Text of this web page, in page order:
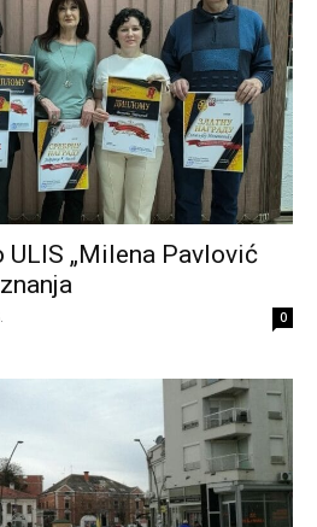
„Milena Pavlović
0